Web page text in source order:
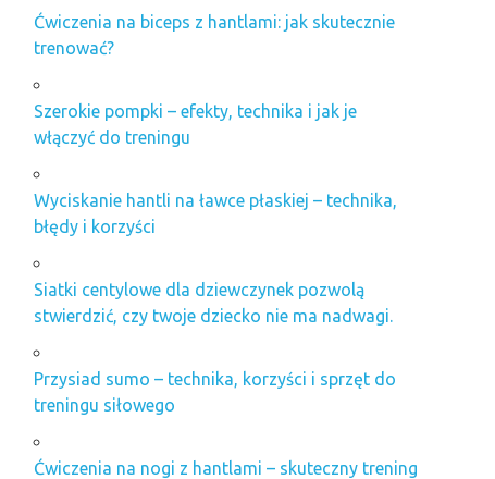
Ćwiczenia na biceps z hantlami: jak skutecznie
trenować?
Szerokie pompki – efekty, technika i jak je
włączyć do treningu
Wyciskanie hantli na ławce płaskiej – technika,
błędy i korzyści
Siatki centylowe dla dziewczynek pozwolą
stwierdzić, czy twoje dziecko nie ma nadwagi.
Przysiad sumo – technika, korzyści i sprzęt do
treningu siłowego
Ćwiczenia na nogi z hantlami – skuteczny trening